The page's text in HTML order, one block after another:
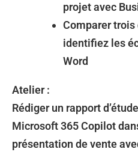
projet avec
Comparer
identifiez les
Word
Atelier :
Rédiger un rapport
Microsoft 365 Copilot
présentation de vente